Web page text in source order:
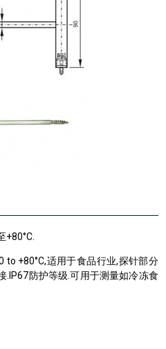
+80°C.
to +80°C,适用于食品行业,探针部分
.IP67防护等级.可用于测量如冷冻食